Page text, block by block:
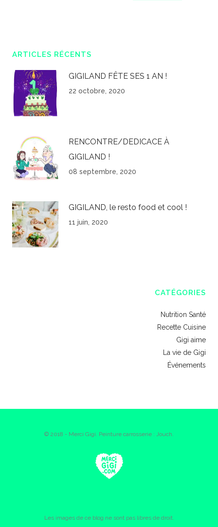
ARTICLES RÉCENTS
GIGILAND FÊTE SES 1 AN !
22 octobre, 2020
RENCONTRE/DEDICACE À
GIGILAND !
08 septembre, 2020
GIGILAND, le resto food et cool !
11 juin, 2020
CATÉGORIES
Nutrition Santé
Recette Cuisine
Gigi aime
La vie de Gigi
Événements
© 2018 - Merci Gigi. Peinture carrosserie : Jouch.
Les images de ce blog ne sont pas libres de droit.